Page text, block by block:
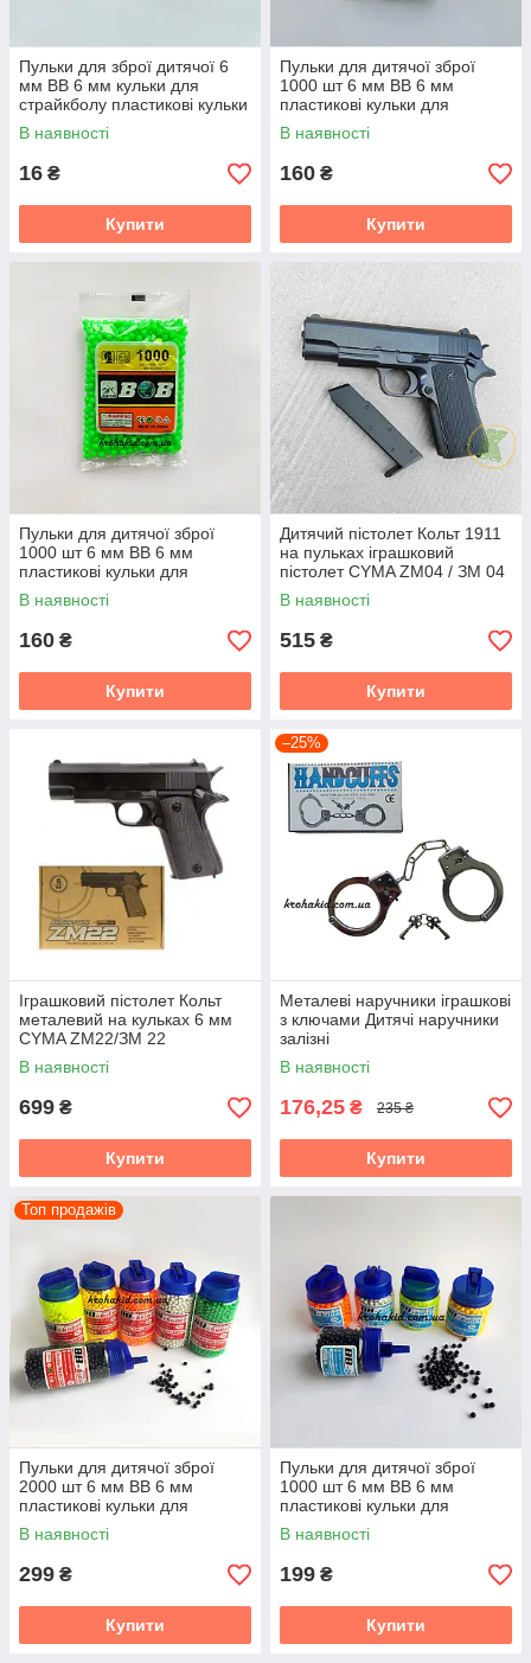
Пульки для зброї дитячої 6
мм BB 6 мм кульки для
страйкболу пластикові кульки
для зброї
В наявності
16 ₴
Купити
Пульки для дитячої зброї
1000 шт 6 мм BB 6 мм
пластикові кульки для
автомата та пістолета
В наявності
160 ₴
Купити
Пульки для дитячої зброї
1000 шт 6 мм BB 6 мм
пластикові кульки для
автомата та пістолета
В наявності
160 ₴
Купити
Дитячий пістолет Кольт 1911
на пульках іграшковий
пістолет CYMA ZM04 / ЗМ 04
(зменшена версія Colt 1911)
В наявності
515 ₴
Купити
Іграшковий пістолет Кольт
металевий на кульках 6 мм
CYMA ZM22/ЗМ 22
В наявності
699 ₴
Купити
–25%
Металеві наручники іграшкові
з ключами Дитячі наручники
залізні
В наявності
176,25 ₴ 235 ₴
Купити
Топ продажів
Пульки для дитячої зброї
2000 шт 6 мм BB 6 мм
пластикові кульки для
автомата та пістолета
В наявності
299 ₴
Купити
Пульки для дитячої зброї
1000 шт 6 мм BB 6 мм
пластикові кульки для
автомата та пістолета
В наявності
199 ₴
Купити